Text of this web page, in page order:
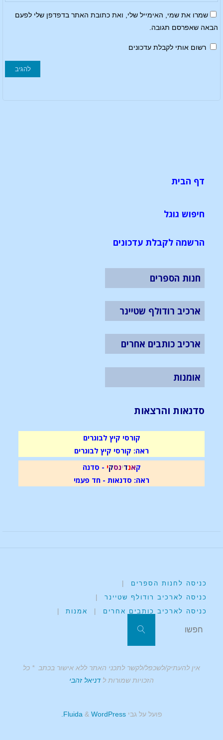
שמרו את שמי, האימייל שלי, ואת כתובת האתר בדפדפן שלי לפעם
הבאה שאפרסם תגובה.
רשום אותי לקבלת עדכונים
דף הבית
חיפוש גוגל
הרשמה לקבלת עדכונים
חנות הספרים
ארכיב רודולף שטיינר
ארכיב כותבים אחרים
אומנות
סדנאות והרצאות
קורסי קיץ לבוגרים
ראה: קורסי קיץ לבוגרים
קאנדינסקי - סדנה
ראה: סדנאות - חד פעמי
כניסה לחנות הספרים
|
כניסה לארכיב רודולף שטיינר
|
כניסה לארכיב כותבים אחרים
| אמנות |
אין להעתיק/לשכפל/לקשר לתכני האתר ללא אישור בכתב * כל
הזכויות שמורות לדניאל זהבי
פועל על גבי Fluida
& WordPress.